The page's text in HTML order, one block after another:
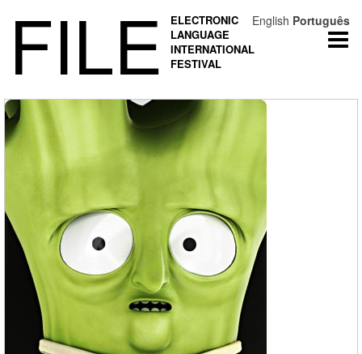
FILE
ELECTRONIC
LANGUAGE
INTERNATIONAL
FESTIVAL
English Português